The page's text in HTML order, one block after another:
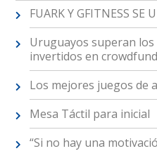
FUARK Y GFITNESS SE
Uruguayos superan los
invertidos en
Los mejores juegos de
Mesa Táctil para inicial
“Si no hay una